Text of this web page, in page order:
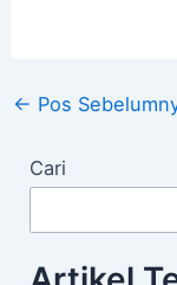
← Pos
Cari